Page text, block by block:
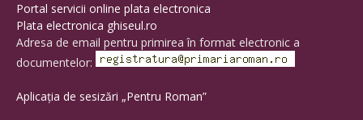
Portal servicii online plata electronica
Plata electronica ghiseul.ro
Adresa de email pentru primirea în format electronic a
documentelor:
Aplicația de sesizări „Pentru Roman”